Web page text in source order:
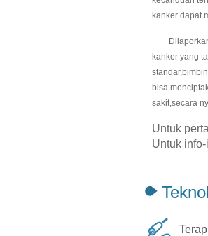
kanker dapat
Dilaporkan
kanker yang
bisa
sakit,secara
Untuk
Untuk